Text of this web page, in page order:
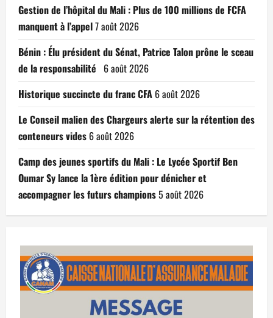
Gestion de l’hôpital du Mali : Plus de 100 millions de FCFA
manquent à l’appel7 août 2026
Bénin : Élu président du Sénat, Patrice Talon prône le sceau
de la responsabilité 6 août 2026
Historique succincte du franc CFA 6 août 2026
Le Conseil malien des Chargeurs alerte sur la rétention des
conteneurs vides 6 août 2026
Camp des jeunes sportifs du Mali : Le Lycée Sportif Ben
Oumar Sy lance la 1ère édition pour dénicher et
accompagner les futurs champions5 août 2026